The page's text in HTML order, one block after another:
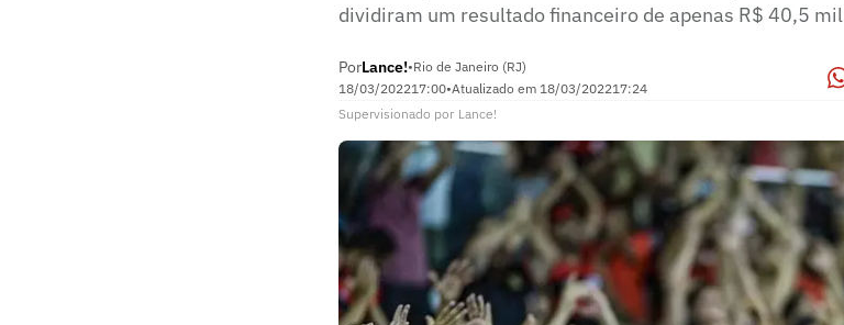
dividiram um resultado financeiro de apenas R$ 40,5 mil
PorLance!•Rio de Janeiro (RJ)
18/03/202217:00•Atualizado em 18/03/202217:24
Supervisionado por Lance!